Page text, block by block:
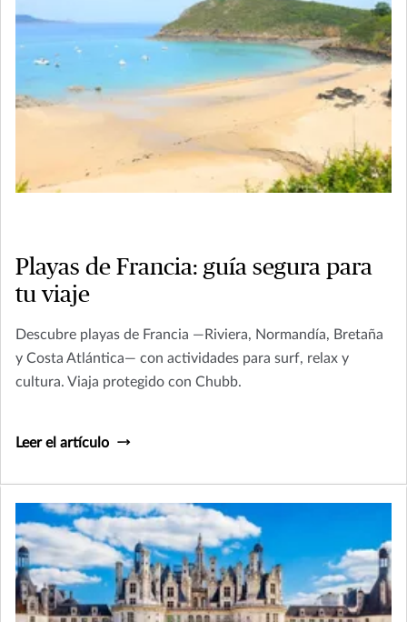
Playas de Francia: guía segura para
tu viaje
Descubre playas de Francia —Riviera, Normandía, Bretaña
y Costa Atlántica— con actividades para surf, relax y
cultura. Viaja protegido con Chubb.
Leer el artículo